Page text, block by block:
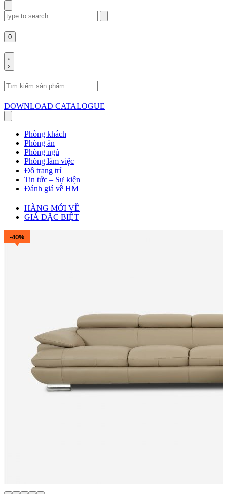
Search
for:
0
Search
for:
DOWNLOAD CATALOGUE
Phòng khách
Phòng ăn
Phòng ngủ
Phòng làm việc
Đồ trang trí
Tin tức – Sự kiện
Đánh giá về HM
HÀNG MỚI VỀ
GIÁ ĐẶC BIỆT
-40%